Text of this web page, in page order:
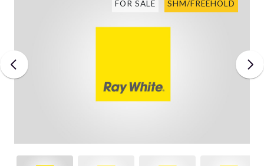
FOR SALE SHM/FREEHOLD